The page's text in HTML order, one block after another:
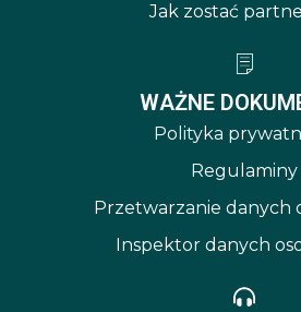
Jak zostać
WAŻNE
Polityka
Regulaminy
Przetwarzanie danych
Inspektor danych